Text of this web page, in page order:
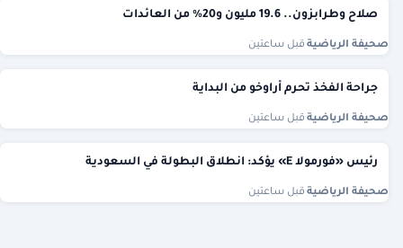
صلاح وطرابزون.. 19.6 مليون و20% من العائدات
صحيفة الرياضية قبل ساعتين
جراحة الفخذ تحرم أراوخو من البداية
صحيفة الرياضية قبل ساعتين
رئيس «فورمولا E» يؤكد: انطلاق البطولة في السعودية
صحيفة الرياضية قبل ساعتين